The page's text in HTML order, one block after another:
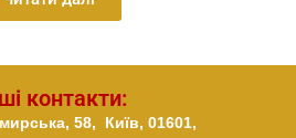
контакти:
58, Київ, 01601,